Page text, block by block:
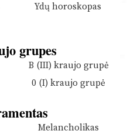
Ydų horoskopas
grupes
B (III) kraujo grupė
0 (I) kraujo grupė
Melancholikas